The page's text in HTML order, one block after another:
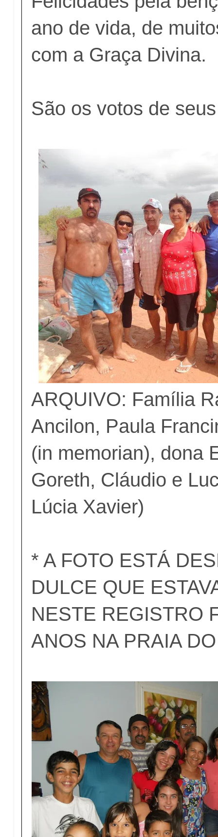
ano de vida, de
com a Graça Divina.
São os votos de
ARQUIVO: Família
Ancilon, Paula
(in memorian), dona
Goreth, Cláudio e
Lúcia Xavier)
* A FOTO ESTÁ
DULCE QUE
NESTE REGISTRO
ANOS NA PRAIA